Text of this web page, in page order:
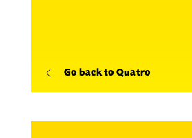
Go back to Quatro